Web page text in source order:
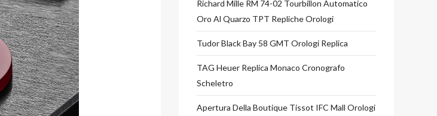
Richard Mille RM 74-02 Tourbillon Automatico
Oro Al Quarzo TPT Repliche Orologi
Tudor Black Bay 58 GMT Orologi Replica
TAG Heuer Replica Monaco Cronografo
Scheletro
Apertura Della Boutique Tissot IFC Mall Orologi